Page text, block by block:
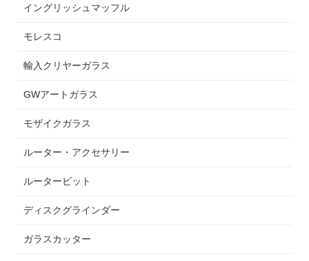
イングリッシュマッフル
モレスコ
輸入クリヤーガラス
GWアートガラス
モザイクガラス
ルーター・アクセサリー
ルータービット
ディスクグラインダー
ガラスカッター